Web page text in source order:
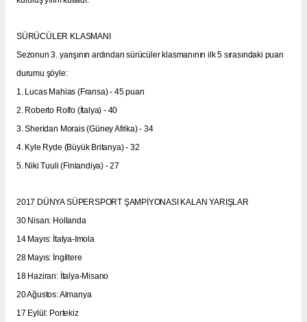
SÜRÜCÜLER KLASMANI
Sezonun 3. yarışının ardından sürücüler klasmanının ilk 5 sırasındaki puan
durumu şöyle:
1. Lucas Mahias (Fransa) - 45 puan
2. Roberto Rolfo (İtalya) - 40
3. Sheridan Morais (Güney Afrika) - 34
4. Kyle Ryde (Büyük Britanya) - 32
5. Niki Tuuli (Finlandiya) - 27
2017 DÜNYA SÜPERSPORT ŞAMPİYONASI KALAN YARIŞLAR
30 Nisan: Hollanda
14 Mayıs: İtalya-Imola
28 Mayıs: İngiltere
18 Haziran: İtalya-Misano
20 Ağustos: Almanya
17 Eylül: Portekiz